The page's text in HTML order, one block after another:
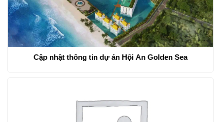
Cập nhật thông tin dự án Hội An Golden Sea